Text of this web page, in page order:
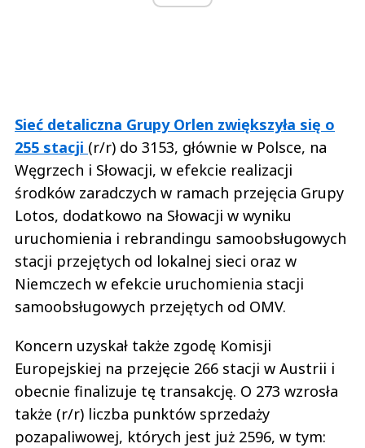
Sieć detaliczna Grupy Orlen zwiększyła się o
255 stacji (r/r) do 3153, głównie w Polsce, na
Węgrzech i Słowacji, w efekcie realizacji
środków zaradczych w ramach przejęcia Grupy
Lotos, dodatkowo na Słowacji w wyniku
uruchomienia i rebrandingu samoobsługowych
stacji przejętych od lokalnej sieci oraz w
Niemczech w efekcie uruchomienia stacji
samoobsługowych przejętych od OMV.
Koncern uzyskał także zgodę Komisji
Europejskiej na przejęcie 266 stacji w Austrii i
obecnie finalizuje tę transakcję. O 273 wzrosła
także (r/r) liczba punktów sprzedaży
pozapaliwowej, których jest już 2596, w tym: